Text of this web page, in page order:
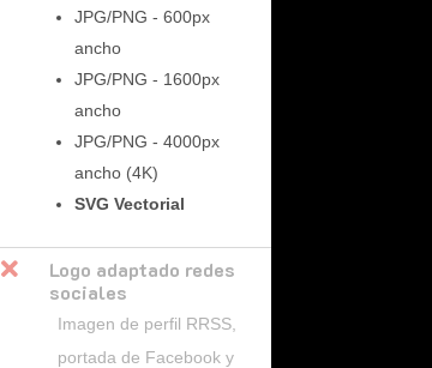
JPG/PNG - 600px
ancho
JPG/PNG - 1600px
ancho
JPG/PNG - 4000px
ancho (4K)
SVG Vectorial

Logo adaptado redes
sociales
Imagen de perfil RRSS,
portada de Facebook y